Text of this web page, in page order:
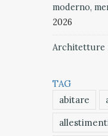
moderno,
2026
Architetture
TAG
abitare